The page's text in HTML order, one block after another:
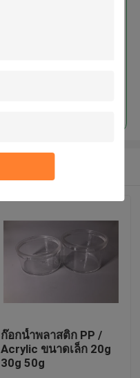
ก๊อกน้ำพลาสติก PP /
Acrylic ขนาดเล็ก 20g
30g 50g